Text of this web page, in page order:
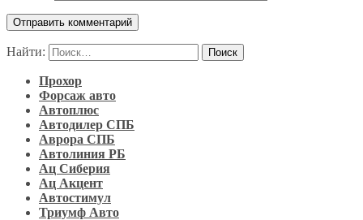
Найти:
Прохор
Форсаж авто
Автоплюс
Автодилер СПБ
Аврора СПБ
Автолиния РБ
Ац Сиберия
Ац Акцент
Автостимул
Триумф Авто